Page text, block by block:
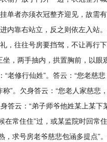
单者亦须衣冠整齐迎见，故需
靠右站立，反之则依左入站
，往往号房要挡驾，不让再行
，两手抽内，拱置胸前，以
老修行仙姓”。答云：“您老慈
”。欠身答云：“您老人家慈
答云：“弟子师爷他姓某上某
在常住住”过，或某监院时回
，求号房老爷慈悲包涵多提点